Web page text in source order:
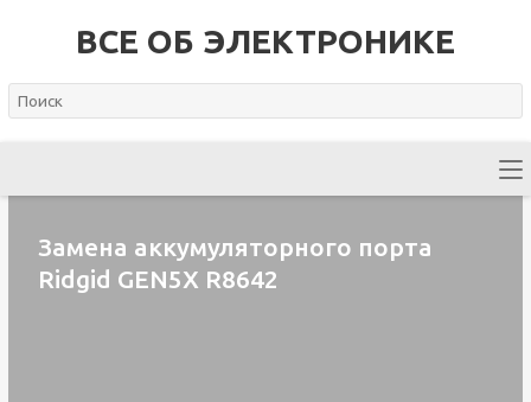
ВСЕ ОБ ЭЛЕКТРОНИКЕ
Замена аккумуляторного порта
Ridgid GEN5X R8642